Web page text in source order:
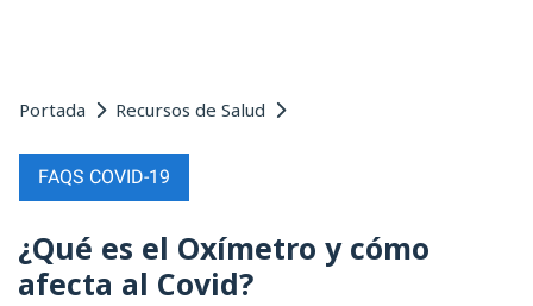
Portada Recursos de Salud
FAQS COVID-19
¿Qué es el Oxímetro y cómo
afecta al Covid?